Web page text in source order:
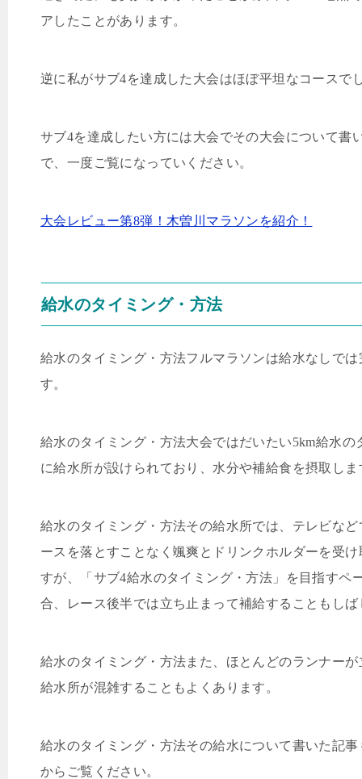
アしたことがあります。
逆に私がサブ4を達成した大会はほぼ平坦なコースで
サブ4を達成したい方には大会でその大会について書
で、一度ご覧になっていください。
大会レビュー第8弾！木曽川マラソンを紹介！
給水のタイミング・方法
給水のタイミング・方法フルマラソンは給水なしで
す。
給水のタイミング・方法大会ではだいたい5km給水の
に給水所が設けられており、水分や補給食を摂取しま
給水のタイミング・方法その給水所では、テレビな
ースを落とすことなく颯爽とドリンクホルダーを受
すが、「サブ4給水のタイミング・方法」を目指すペ
合、レース後半では立ち止まって補給することもし
給水のタイミング・方法また、ほとんどのランナー
給水所が混雑することもよくあります。
給水のタイミング・方法その給水について書いた記
からご覧ください。